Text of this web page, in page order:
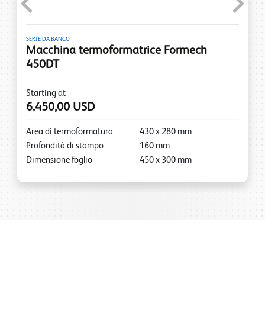
SERIE DA BANCO
Macchina termoformatrice Formech
450DT
Starting at
6.450,00 USD
Area di termoformatura 430 x 280 mm
Profondità di stampo
160 mm
Dimensione foglio
450 x 300 mm
Previous Next